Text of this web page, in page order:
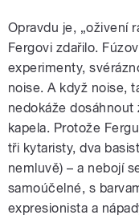
Opravdu je, „oživení
Fergovi zdařilo.
experimenty,
noise. A když noise,
nedokáže dosáhnout
kapela. Protože
tři kytaristy, dva
nemluvě) – a nebojí
samoúčelné, s
expresionista a